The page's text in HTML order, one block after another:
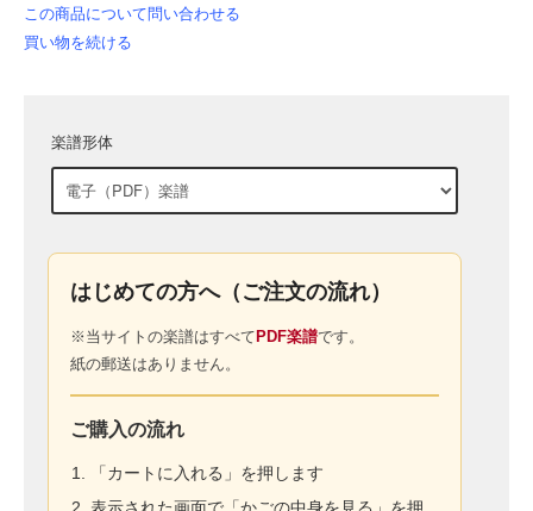
この商品について問い合わせる
買い物を続ける
楽譜形体
はじめての方へ（ご注文の流れ）
※当サイトの楽譜はすべて PDF楽譜です。
紙の郵送はありません。
ご購入の流れ
「カートに入れる」を押します